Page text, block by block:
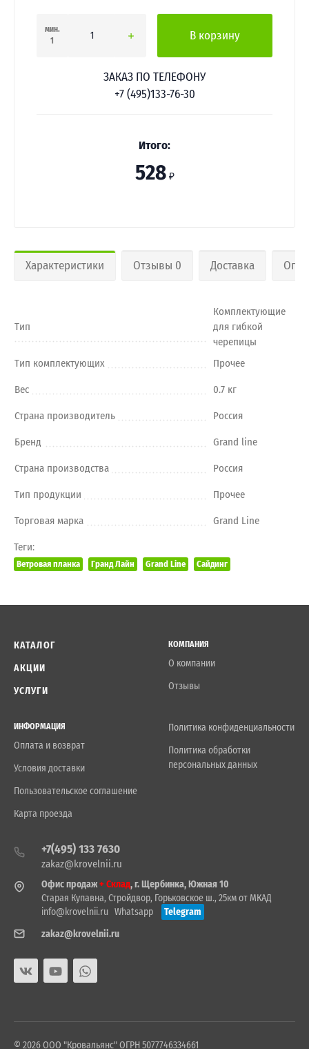
мин.
1
В корзину
ЗАКАЗ ПО ТЕЛЕФОНУ
+7 (495)133-76-30
Итого:
528 ₽
Характеристики Отзывы 0 Доставка
Тип
Комплектующие
для гибкой
черепицы
Тип комплектующих
Прочее
Вес 0.7 кг
Страна производитель Россия
Бренд Grand line
Страна производства Россия
Тип продукции Прочее
Торговая марка Grand Line
Теги:
Ветровая планка Гранд Лайн Grand Line Сайдинг
КАТАЛОГ
АКЦИИ
УСЛУГИ
КОМПАНИЯ
О компании
Отзывы
ИНФОРМАЦИЯ
Оплата и возврат
Условия доставки
Пользовательское соглашение
Карта проезда
Политика конфиденциальности
Политика обработки
персональных данных
+7(495) 133 7630
zakaz@krovelnii.ru
Офис продаж+ Склад, г. Щербинка, Южная 10
Старая Купавна, Стройдвор, Горьковское ш., 25км от МКАД
info@krovelnii.ru Whatsapp
Telegram
zakaz@krovelnii.ru
© 2026 ООО "Кровальянс" ОГРН 5077746334661